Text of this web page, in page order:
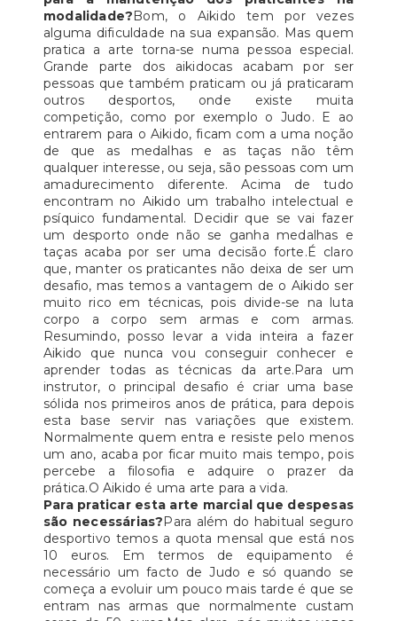
modalidade?Bom, o Aikido tem por vezes
alguma dificuldade na sua expansão. Mas quem
pratica a arte torna-se numa pessoa especial.
Grande parte dos aikidocas acabam por ser
pessoas que também praticam ou já praticaram
outros desportos, onde existe muita
competição, como por exemplo o Judo. E ao
entrarem para o Aikido, ficam com a uma noção
de que as medalhas e as taças não têm
qualquer interesse, ou seja, são pessoas com um
amadurecimento diferente. Acima de tudo
encontram no Aikido um trabalho intelectual e
psíquico fundamental. Decidir que se vai fazer
um desporto onde não se ganha medalhas e
taças acaba por ser uma decisão forte.É claro
que, manter os praticantes não deixa de ser um
desafio, mas temos a vantagem de o Aikido ser
muito rico em técnicas, pois divide-se na luta
corpo a corpo sem armas e com armas.
Resumindo, posso levar a vida inteira a fazer
Aikido que nunca vou conseguir conhecer e
aprender todas as técnicas da arte.Para um
instrutor, o principal desafio é criar uma base
sólida nos primeiros anos de prática, para depois
esta base servir nas variações que existem.
Normalmente quem entra e resiste pelo menos
um ano, acaba por ficar muito mais tempo, pois
percebe a filosofia e adquire o prazer da
prática.O Aikido é uma arte para a vida.
Para praticar esta arte marcial que despesas
são necessárias?Para além do habitual seguro
desportivo temos a quota mensal que está nos
10 euros. Em termos de equipamento é
necessário um facto de Judo e só quando se
começa a evoluir um pouco mais tarde é que se
entram nas armas que normalmente custam